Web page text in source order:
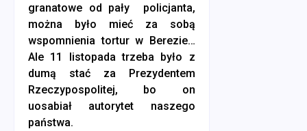
granatowe od pały policjanta,
można było mieć za sobą
wspomnienia tortur w Berezie…
Ale 11 listopada trzeba było z
dumą stać za Prezydentem
Rzeczypospolitej, bo on
uosabiał autorytet naszego
państwa.